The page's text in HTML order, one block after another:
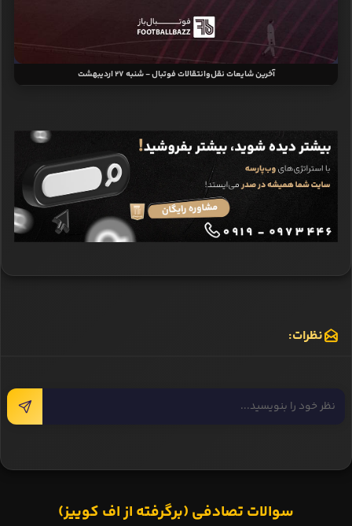
آخرین شایعات نقل‌وانتقالات فوتبال - شنبه 27 اردیبهشت
نظرات:
سوالات تصادفی (برگرفته از اف کوییز)